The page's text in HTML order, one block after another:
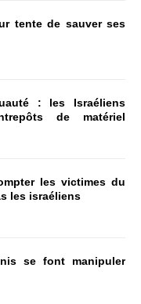
tente de sauver ses
: les Israéliens
de matériel
les victimes du
les israéliens
se font manipuler